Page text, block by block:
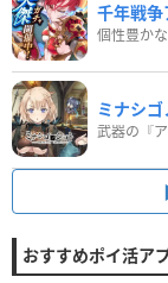
千年戦争
個性豊か
ミナシ
おすすめポイ活ア